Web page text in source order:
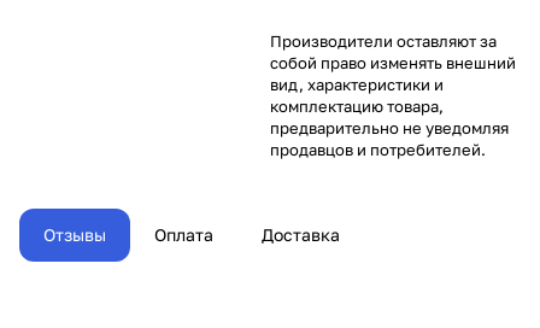
Производители оставляют за
собой право изменять внешний
вид, характеристики и
комплектацию товара,
предварительно не уведомляя
продавцов и потребителей.
Отзывы Оплата Доставка